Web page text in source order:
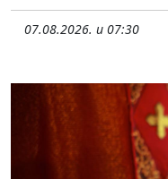
07.08.2026. u 07:30